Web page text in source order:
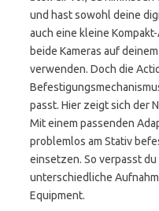
und hast sowohl deine
auch eine kleine
beide Kameras auf
verwenden. Doch die
passt. Hier zeigt sich der
Mit einem passenden
problemlos am Stativ
einsetzen. So verpasst
unterschiedliche
Equipment.